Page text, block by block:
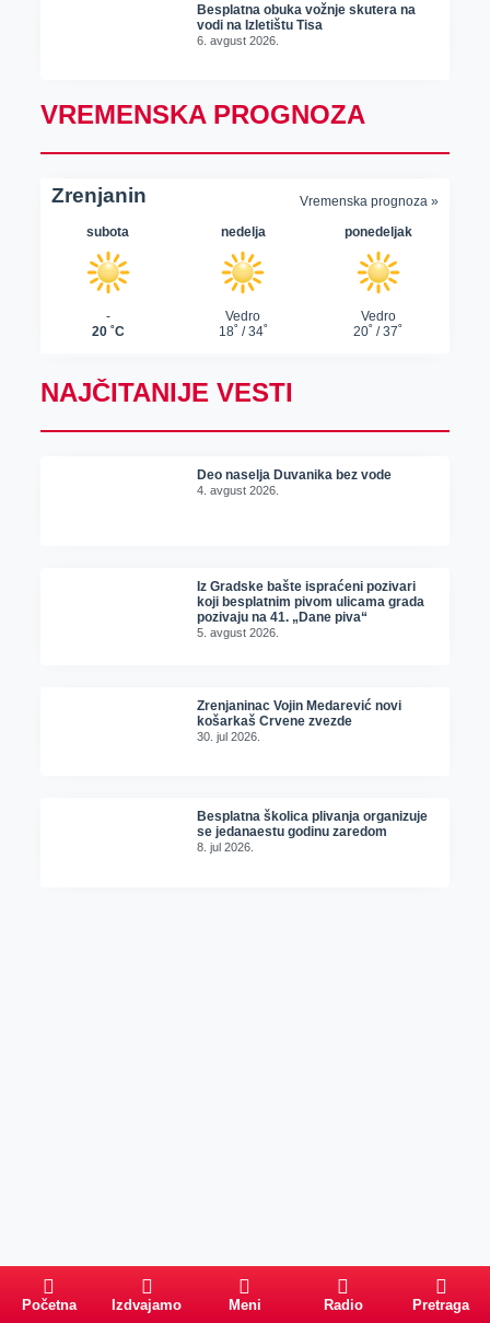
Besplatna obuka vožnje skutera na
vodi na Izletištu Tisa
6. avgust 2026.
VREMENSKA PROGNOZA
NAJČITANIJE VESTI
Deo naselja Duvanika bez vode
4. avgust 2026.
Iz Gradske bašte ispraćeni pozivari
koji besplatnim pivom ulicama grada
pozivaju na 41. „Dane piva“
5. avgust 2026.
Zrenjaninac Vojin Medarević novi
košarkaš Crvene zvezde
30. jul 2026.
Besplatna školica plivanja organizuje
se jedanaestu godinu zaredom
8. jul 2026.
Početna Izdvajamo Meni Radio Pretraga